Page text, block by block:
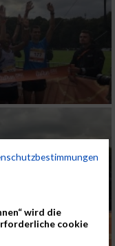
wird die
cookie